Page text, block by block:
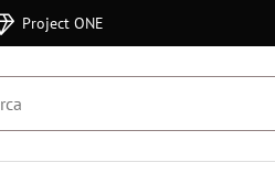
Project ONE